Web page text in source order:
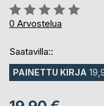
Arvostelu::
0%
0 Arvostelua
Saatavilla::
PAINETTU KIRJA